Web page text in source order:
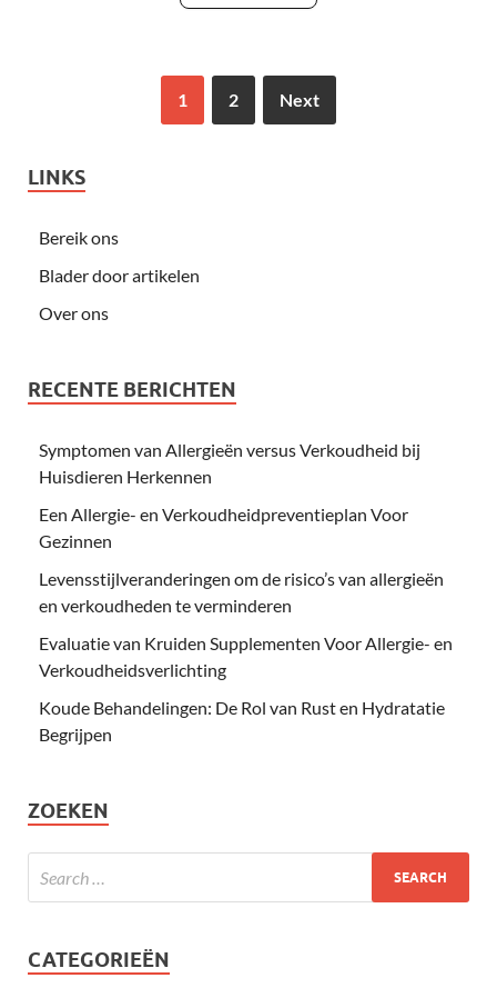
1 2 Next
LINKS
Bereik ons
Blader door artikelen
Over ons
RECENTE BERICHTEN
Symptomen van Allergieën versus Verkoudheid bij
Huisdieren Herkennen
Een Allergie- en Verkoudheidpreventieplan Voor
Gezinnen
Levensstijlveranderingen om de risico’s van allergieën
en verkoudheden te verminderen
Evaluatie van Kruiden Supplementen Voor Allergie- en
Verkoudheidsverlichting
Koude Behandelingen: De Rol van Rust en Hydratatie
Begrijpen
ZOEKEN
CATEGORIEËN